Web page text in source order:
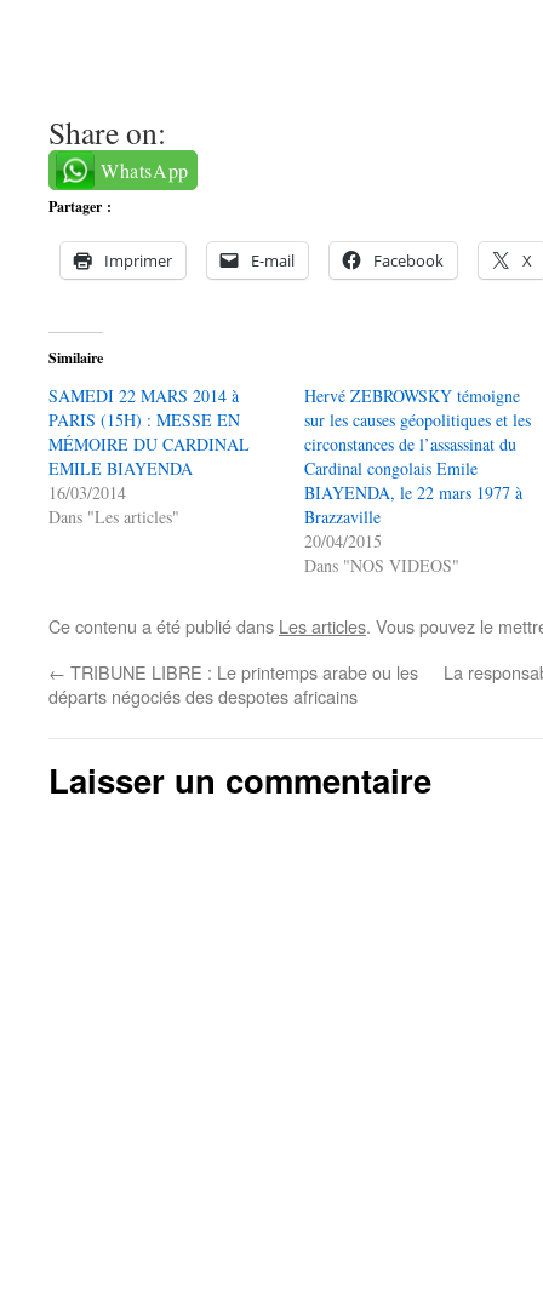
Share on:
WhatsApp
Partager :
Imprimer E-mail Facebook X
Similaire
SAMEDI 22 MARS 2014 à
PARIS (15H) : MESSE EN
MÉMOIRE DU CARDINAL
EMILE BIAYENDA
16/03/2014
Dans "Les articles"
Hervé ZEBROWSKY témoigne
sur les causes géopolitiques et les
circonstances de l’assassinat du
Cardinal congolais Emile
BIAYENDA, le 22 mars 1977 à
Brazzaville
20/04/2015
Dans "NOS VIDEOS"
Ce contenu a été publié dans Les articles. Vous pouvez le
← TRIBUNE LIBRE : Le printemps arabe ou les
départs négociés des despotes africains
La
Laisser un commentaire